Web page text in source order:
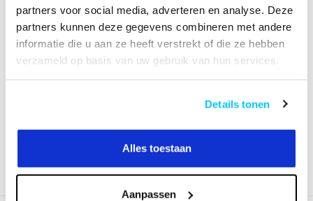
partners voor social media, adverteren en analyse. Deze
partners kunnen deze gegevens combineren met andere
informatie die u aan ze heeft verstrekt of die ze hebben
verzameld op basis van uw gebruik van hun services.
Details tonen
Alles toestaan
Aanpassen
FL15-750WH1 Tablet
Vloerstandaard
Tablet Vloerstandaard die zowel
gemonteerd kan worden in portrait en l...
€259,00
verstuurd ( voor 20:00 )